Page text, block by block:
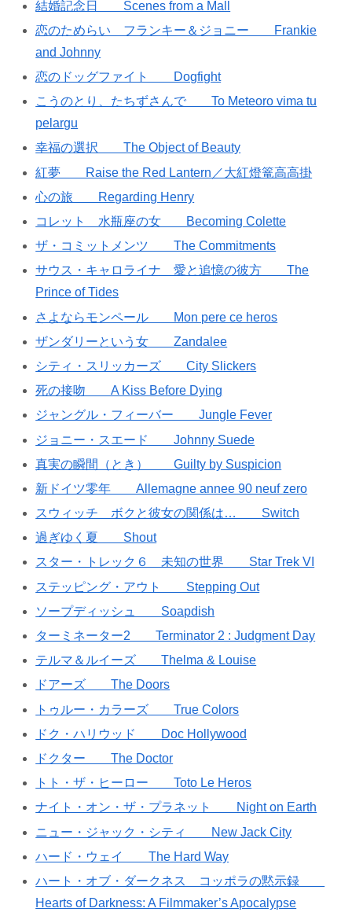
結婚記念日 Scenes from a Mall
恋のためらい フランキー＆ジョニー Frankie
and Johnny
恋のドッグファイト Dogfight
こうのとり、たちずさんで To Meteoro vima tu
pelargu
幸福の選択 The Object of Beauty
紅夢 Raise the Red Lantern／大紅燈篭高高掛
心の旅 Regarding Henry
コレット 水瓶座の女 Becoming Colette
ザ・コミットメンツ The Commitments
サウス・キャロライナ 愛と追憶の彼方 The
Prince of Tides
さよならモンペール Mon pere ce heros
ザンダリーという女 Zandalee
シティ・スリッカーズ City Slickers
死の接吻 A Kiss Before Dying
ジャングル・フィーバー Jungle Fever
ジョニー・スエード Johnny Suede
真実の瞬間（とき） Guilty by Suspicion
新ドイツ零年 Allemagne annee 90 neuf zero
スウィッチ ボクと彼女の関係は… Switch
過ぎゆく夏 Shout
スター・トレック６ 未知の世界 Star Trek VI
ステッピング・アウト Stepping Out
ソープディッシュ Soapdish
ターミネーター2 Terminator 2 : Judgment Day
テルマ＆ルイーズ Thelma & Louise
ドアーズ The Doors
トゥルー・カラーズ True Colors
ドク・ハリウッド Doc Hollywood
ドクター The Doctor
トト・ザ・ヒーロー Toto Le Heros
ナイト・オン・ザ・プラネット Night on Earth
ニュー・ジャック・シティ New Jack City
ハード・ウェイ The Hard Way
ハート・オブ・ダークネス コッポラの黙示録
Hearts of Darkness: A Filmmaker’s Apocalypse